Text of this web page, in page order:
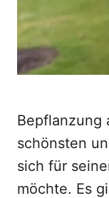
Bepflanzung
schönsten
sich für
möchte. Es